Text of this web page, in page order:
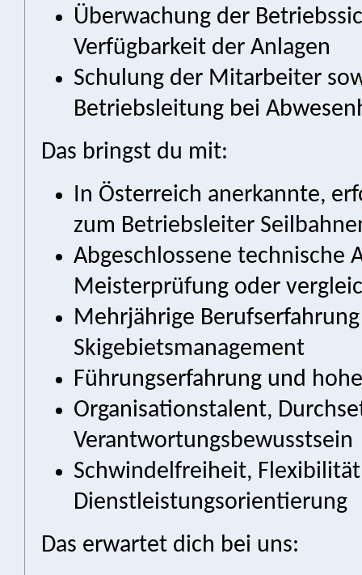
Überwachung der
Verfügbarkeit der Anlagen
Schulung der Mitarbeiter
Betriebsleitung bei
Das bringst du mit:
In Österreich anerkannte,
zum Betriebsleiter
Abgeschlossene technische
Meisterprüfung oder
Mehrjährige
Skigebietsmanagement
Führungserfahrung und
Organisationstalent,
Verantwortungsbewusstsein
Schwindelfreiheit,
Dienstleistungsorientierung
Das erwartet dich bei uns: